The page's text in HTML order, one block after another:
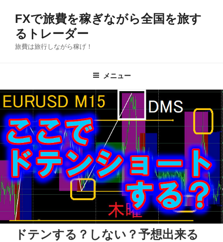
キ
ッ
プ
FXで旅費を稼ぎながら全国を旅す
るトレーダー
旅費は旅行しながら稼げ！
メニュー
ドテンする？しない？予想出来る